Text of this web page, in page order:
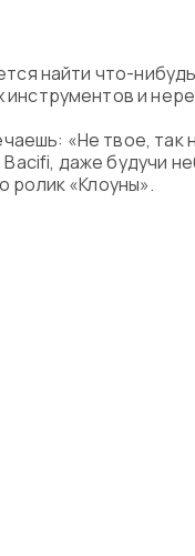
найти что-
и
«Не твое,
даже будучи
«Клоуны».